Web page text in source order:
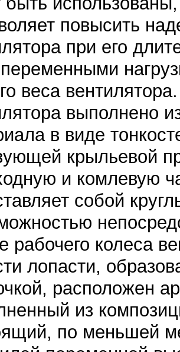
повысить
при его
веса
выполнено
в виде
крыльевой
и комлевую
собой
рабочего колеса
лопасти,
расположен
из
по меньшей